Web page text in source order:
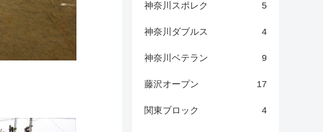
神奈川スポレク 5
神奈川ダブルス 4
神奈川ベテラン 9
藤沢オープン 17
関東ブロック 4